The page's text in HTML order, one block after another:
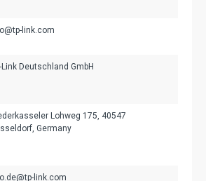
link.com
Link Deutschland GmbH
Lohweg 175, 40547
Germany
link.com